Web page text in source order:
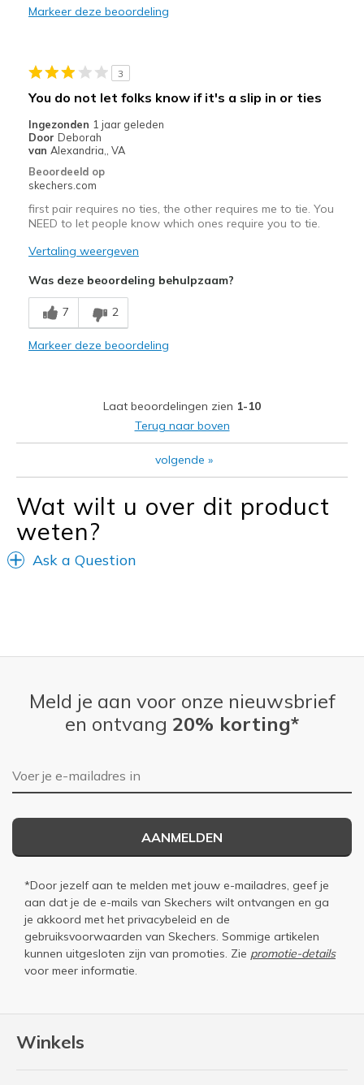
gym use
Width
Feels true to width
Sizing
View On Shoes
Markeer deze beoordeling
3
You do not let folks know if it's a slip in or ties
Ingezonden 1 jaar geleden
Door Deborah
van Alexandria,, VA
Beoordeeld op
skechers.com
first pair requires no ties, the other requires me to tie. You
NEED to let people know which ones require you to tie.
Vertaling weergeven
Was deze beoordeling behulpzaam?
7 2
Markeer deze beoordeling
Laat beoordelingen zien 1-10
Terug naar boven
volgende »
Wat wilt u over dit product
weten?
Ask a Question
Winkels
Meld je aan voor onze nieuwsbrief
en ontvang 20% korting*
E-mailadres
AANMELDEN
*Door jezelf aan te melden met jouw e-mailadres, geef je
aan dat je de e-mails van Skechers wilt ontvangen en ga
je akkoord met het privacybeleid en de
gebruiksvoorwaarden van Skechers. Sommige artikelen
kunnen uitgesloten zijn van promoties. Zie promotie-details
voor meer informatie.